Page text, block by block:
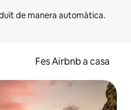
Fes Airbnb a casa